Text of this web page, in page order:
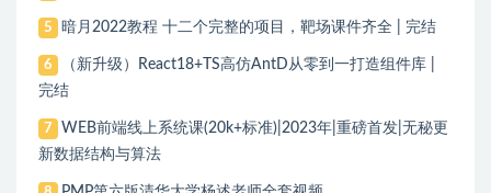
5 暗月2022教程 十二个完整的项目，靶场课件齐全 | 完结
6
（新升级）React18+TS高仿AntD从零到一打造组件库 |
完结
7
WEB前端线上系统课(20k+标准)|2023年|重磅首发|无秘更
新数据结构与算法